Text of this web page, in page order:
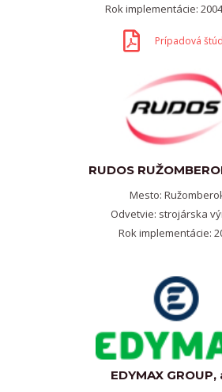
Rok implementácie:
Prípadová
RUDOS
Mesto:
Odvetvie: strojárska
Rok implementácie:
EDYMAX GROUP,